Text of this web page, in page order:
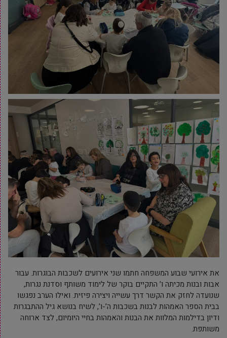
את אירועי שבוע המשפחה חתמו שני אירועים לשכבות הבוגרות. עבור
אבות ובנות מכיתה ו’ התקיים בוקר של לימוד משותף וסדנת נגרות,
שנועדה לחזק את הקשר דרך עשייה ויצירה פיזית. ואילו הערב נפגשו
בבית הספר האמהות לבנות בשכבות ה’-ו’, לשיח בנושא גיל ההתבגרות
ודיון בדילמות המלוות את הבנות והאמהות בחיי היומיום, לצד ארוחה
משותפת.